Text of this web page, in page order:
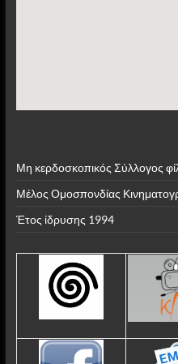
Μη κερδοσκοπικός Σύλλογος
Μέλος Ομοσπονδίας
Έτος ίδρυσης 1994